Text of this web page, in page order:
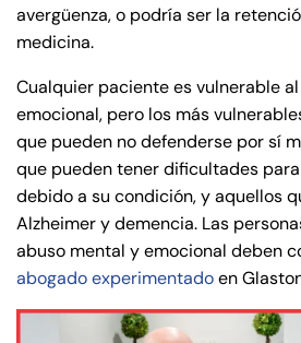
avergüenza, o podría ser la
medicina.
Cualquier paciente es vulnerable
emocional, pero los más
que pueden no defenderse por sí
que pueden tener dificultades
debido a su condición, y aquellos
Alzheimer y demencia. Las
abuso mental y emocional deben
abogado experimentadoen